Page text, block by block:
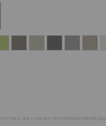
die unseren Mindeststandards